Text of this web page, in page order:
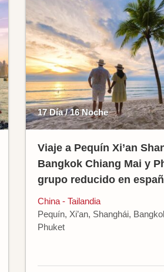
17 Día / 16 Noche
Viaje a Pequín Xi’an
Bangkok Chiang Mai y
grupo reducido en
China - Tailandia
Pequín, Xi’an, Shanghái,
Phuket